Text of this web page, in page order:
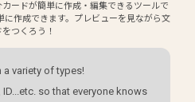
ードが簡単に作成・編集できるツールで
作成できます。プレビューを見ながら文
つくろう！
variety of types!
so that everyone knows